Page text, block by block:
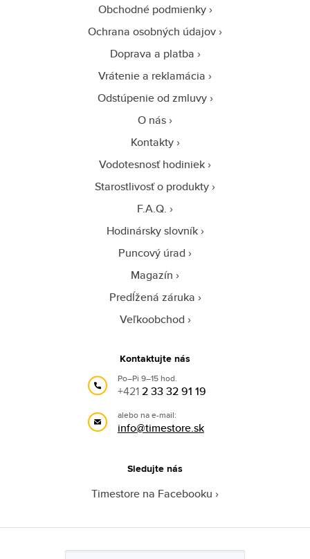
Obchodné podmienky
Ochrana osobných údajov
Doprava a platba
Vrátenie a reklamácia
Odstúpenie od zmluvy
O nás
Kontakty
Vodotesnosť hodiniek
Starostlivosť o produkty
F.A.Q.
Hodinársky slovník
Puncový úrad
Magazín
Predĺžená záruka
Veľkoobchod
Kontaktujte nás
Po–Pi 9–15 hod.
+4212 33 32 91 19
alebo na e-mail:
info@timestore.sk
Sledujte nás
Timestore na Facebooku